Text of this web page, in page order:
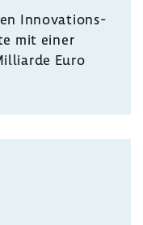
Inno­va­ti­ons­
mit einer
Euro